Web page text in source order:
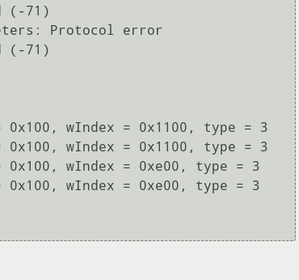
(-71)
Protocol error
(-71)
wIndex = 0x1100, type = 3
wIndex = 0x1100, type = 3
wIndex = 0xe00, type = 3
wIndex = 0xe00, type = 3